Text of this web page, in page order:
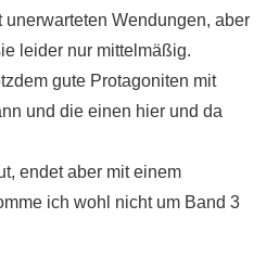
unerwarteten Wendungen, aber
leider nur mittelmäßig.
gute Protagoniten mit
und die einen hier und da
endet aber mit einem
ich wohl nicht um Band 3